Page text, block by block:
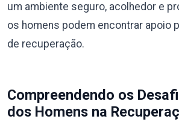
um ambiente seguro, acolhedor e
os homens podem encontrar apoio
de recuperação.
Compreendendo os
dos Homens na